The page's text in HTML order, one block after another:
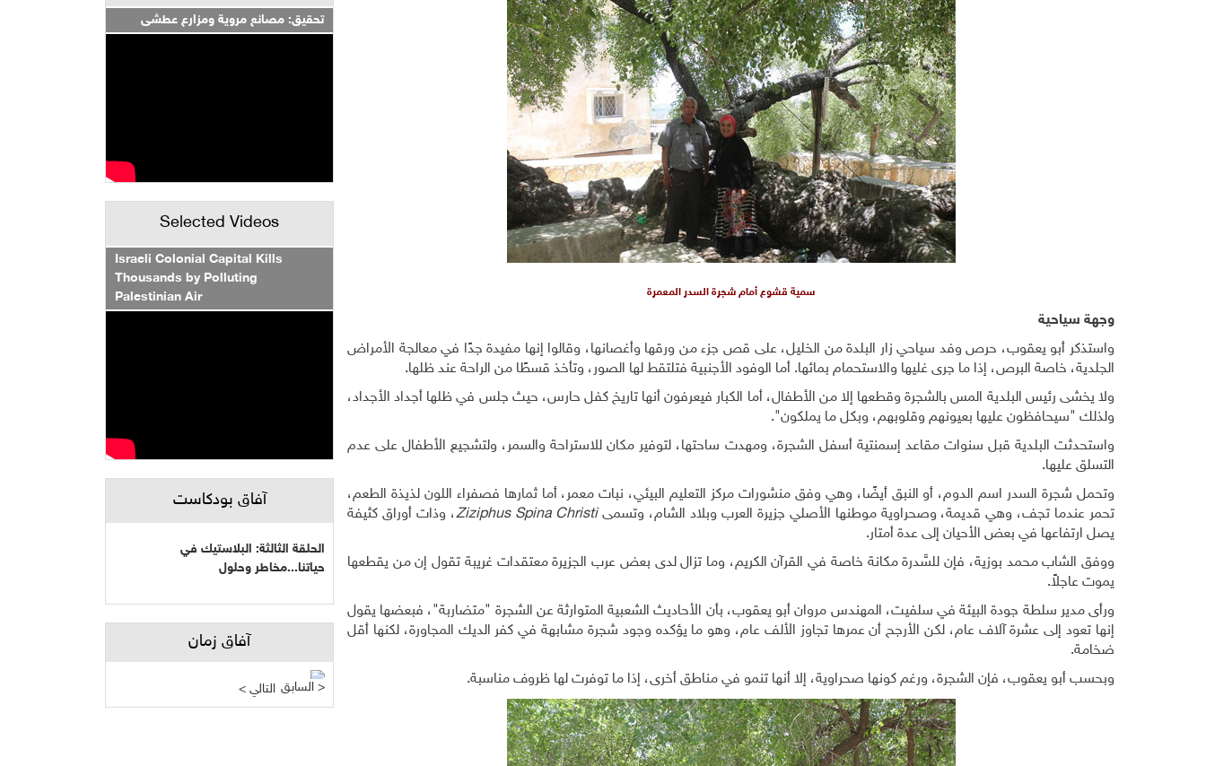
سمية قشوع أمام شجرة السدر المعمرة
وجهة سياحية
واستذكر أبو يعقوب، حرص وفد سياحي زار البلدة من الخليل، على قص جزء من ورقها وأغصانها، وقالوا إنها مفيدة جدًا في معالجة الأمراض
الجلدية، خاصة البرص، إذا ما جرى غليها والاستحمام بمائها. أما الوفود الأجنبية فتلتقط لها الصور، وتأخذ قسطًا من الراحة عند ظلها.
ولا يخشى رئيس البلدية المس بالشجرة وقطعها إلا من الأطفال، أما الكبار فيعرفون أنها تاريخ كفل حارس، حيث جلس في ظلها أجداد الأجداد،
ولذلك "سيحافظون عليها بعيونهم وقلوبهم، وبكل ما يملكون".
واستحدثت البلدية قبل سنوات مقاعد إسمنتية أسفل الشجرة، ومهدت ساحتها، لتوفير مكان للاستراحة والسمر، ولتشجيع الأطفال على عدم
التسلق عليها.
وتحمل شجرة السدر اسم الدوم، أو النبق أيضًا، وهي وفق منشورات مركز التعليم البيئي، نبات معمر، أما ثمارها فصفراء اللون لذيذة الطعم،
تحمر عندما تجف، وهي قديمة، وصحراوية موطنها الأصلي جزيرة العرب وبلاد الشام، وتسمىZiziphus Spina Christi، وذات أوراق كثيفة
يصل ارتفاعها في بعض الأحيان إلى عدة أمتار.
ووفق الشاب محمد بوزية، فإن للسَّدرة مكانة خاصة في القرآن الكريم، وما تزال لدى بعض عرب الجزيرة معتقدات غريبة تقول إن من يقطعها
يموت عاجلاً.
ورأى مدير سلطة جودة البيئة في سلفيت، المهندس مروان أبو يعقوب، بأن الأحاديث الشعبية المتوارثة عن الشجرة "متضاربة"، فبعضها يقول
إنها تعود إلى عشرة آلاف عام، لكن الأرجح أن عمرها تجاوز الألف عام، وهو ما يؤكده وجود شجرة مشابهة في كفر الديك المجاورة، لكنها أقل
ضخامة.
وبحسب أبو يعقوب، فإن الشجرة، ورغم كونها صحراوية، إلا أنها تنمو في مناطق أخرى، إذا ما توفرت لها ظروف مناسبة.
تحقيق: مصانع مروية ومزارع عطشى
Selected Videos
Israeli Colonial Capital Kills
Thousands by Polluting
Palestinian Air
آفاق بودكاست
الحلقة الثالثة: البلاستيك في
حياتنا...مخاطر وحلول
آفاق زمان
< التالي السابق >